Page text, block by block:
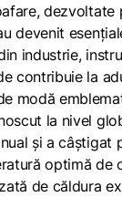
devenit
industrie,
contribuie la
modă
la nivel
și a
optimă de
de căldura